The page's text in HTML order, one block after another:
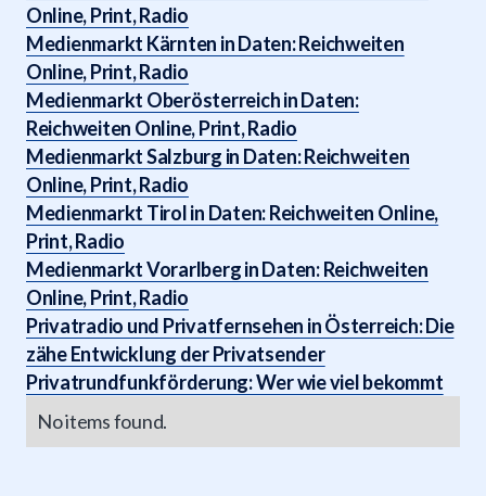
Online, Print, Radio
Medienmarkt Kärnten in Daten: Reichweiten
Online, Print, Radio
Medienmarkt Oberösterreich in Daten:
Reichweiten Online, Print, Radio
Medienmarkt Salzburg in Daten: Reichweiten
Online, Print, Radio
Medienmarkt Tirol in Daten: Reichweiten Online,
Print, Radio
Medienmarkt Vorarlberg in Daten: Reichweiten
Online, Print, Radio
Privatradio und Privatfernsehen in Österreich: Die
zähe Entwicklung der Privatsender
Privatrundfunkförderung: Wer wie viel bekommt
No items found.